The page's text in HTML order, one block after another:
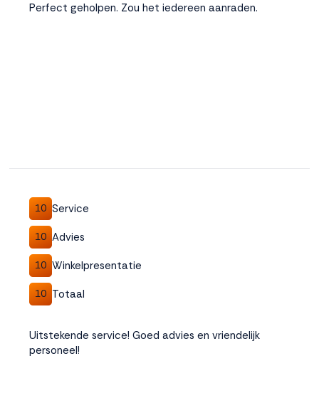
Perfect geholpen. Zou het iedereen aanraden.
10 Service
10 Advies
10 Winkelpresentatie
10 Totaal
Uitstekende service! Goed advies en vriendelijk
personeel!